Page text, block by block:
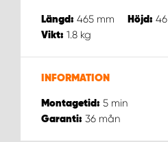
Längd: 465 mm Höjd: 46
Vikt: 1.8 kg
INFORMATION
Montagetid: 5 min
Garanti: 36 mån
WORK SYSTEM STAFFANSTORP
WORK SYSTEM STOCKHOLM NORR
WORK SYSTEM STOCKHOLM SYD